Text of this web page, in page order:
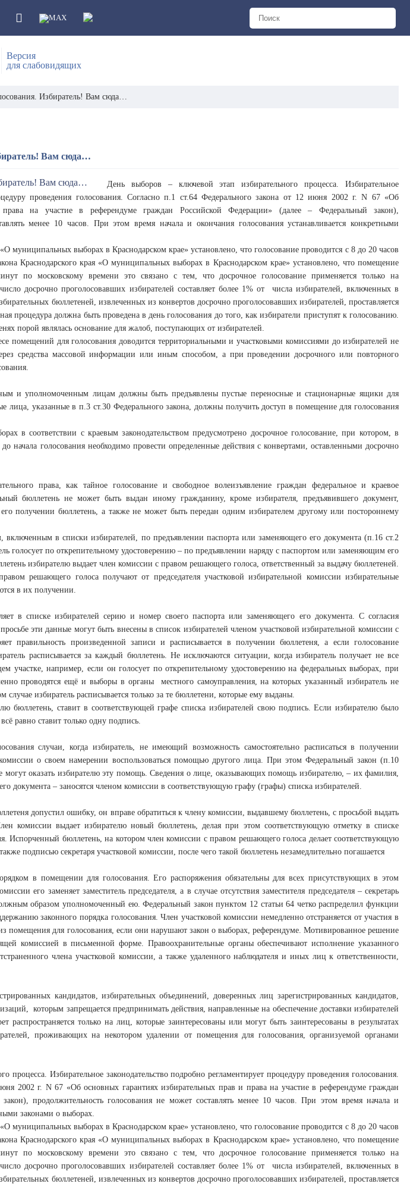
Версия
для слабовидящих
Избиратель! Вам сюда…
Вам сюда…
День выборов – ключевой этап избирательного процесса. Избирательное
проведения голосования. Согласно п.1 ст.64 Федерального закона от 12 июня 2002 г. N 67 «Об
на участие в референдуме граждан Российской Федерации» (далее – Федеральный закон),
менее 10 часов. При этом время начала и окончания голосования устанавливается конкретными
муниципальных выборах в Краснодарском крае» установлено, что голосование проводится с 8 до 20 часов
Краснодарского края «О муниципальных выборах в Краснодарском крае» установлено, что помещение
по московскому времени это связано с тем, что досрочное голосование применяется только на
досрочно проголосовавших избирателей составляет более 1% от числа избирателей, включенных в
бюллетеней, извлеченных из конвертов досрочно проголосовавших избирателей, проставляется
процедура должна быть проведена в день голосования до того, как избиратели приступят к голосованию.
порой являлась основание для жалоб, поступающих от избирателей.
помещений для голосования доводится территориальными и участковыми комиссиями до избирателей не
средства массовой информации или иным способом, а при проведении досрочного или повторного
и уполномоченным лицам должны быть предъявлены пустые переносные и стационарные ящики для
лица, указанные в п.3 ст.30 Федерального закона, должны получить доступ в помещение для голосования
в соответствии с краевым законодательством предусмотрено досрочное голосование, при котором, в
начала голосования необходимо провести определенные действия с конвертами, оставленными досрочно
права, как тайное голосование и свободное волеизъявление граждан федеральное и краевое
бюллетень не может быть выдан иному гражданину, кроме избирателя, предъявившего документ,
получении бюллетень, а также не может быть передан одним избирателем другому или постороннему
включенным в списки избирателей, по предъявлении паспорта или заменяющего его документа (п.16 ст.2
голосует по открепительному удостоверению – по предъявлении наряду с паспортом или заменяющим его
избирателю выдает член комиссии с правом решающего голоса, ответственный за выдачу бюллетеней.
решающего голоса получают от председателя участковой избирательной комиссии избирательные
в их получении.
в списке избирателей серию и номер своего паспорта или заменяющего его документа. С согласия
эти данные могут быть внесены в список избирателей членом участковой избирательной комиссии с
правильность произведенной записи и расписывается в получении бюллетеня, а если голосование
расписывается за каждый бюллетень. Не исключаются ситуации, когда избиратель получает не все
участке, например, если он голосует по открепительному удостоверению на федеральных выборах, при
проводятся ещё и выборы в органы местного самоуправления, на которых указанный избиратель не
избиратель расписывается только за те бюллетени, которые ему выданы.
бюллетень, ставит в соответствующей графе списка избирателей свою подпись. Если избирателю было
равно ставит только одну подпись.
случаи, когда избиратель, не имеющий возможность самостоятельно расписаться в получении
о своем намерении воспользоваться помощью другого лица. При этом Федеральный закон (п.10
могут оказать избирателю эту помощь. Сведения о лице, оказывающих помощь избирателю, – их фамилия,
документа – заносятся членом комиссии в соответствующую графу (графы) списка избирателей.
допустил ошибку, он вправе обратиться к члену комиссии, выдавшему бюллетень, с просьбой выдать
комиссии выдает избирателю новый бюллетень, делая при этом соответствующую отметку в списке
Испорченный бюллетень, на котором член комиссии с правом решающего голоса делает соответствующую
подписью секретаря участковой комиссии, после чего такой бюллетень незамедлительно погашается
в помещении для голосования. Его распоряжения обязательны для всех присутствующих в этом
его заменяет заместитель председателя, а в случае отсутствия заместителя председателя – секретарь
образом уполномоченный ею. Федеральный закон пунктом 12 статьи 64 четко распределил функции
законного порядка голосования. Член участковой комиссии немедленно отстраняется от участия в
помещения для голосования, если они нарушают закон о выборах, референдуме. Мотивированное решение
комиссией в письменной форме. Правоохранительные органы обеспечивают исполнение указанного
члена участковой комиссии, а также удаленного наблюдателя и иных лиц к ответственности,
кандидатов, избирательных объединений, доверенных лиц зарегистрированных кандидатов,
которым запрещается предпринимать действия, направленные на обеспечение доставки избирателей
только на лиц, которые заинтересованы или могут быть заинтересованы в результатах
проживающих на некотором удалении от помещения для голосования, организуемой органами
процесса. Избирательное законодательство подробно регламентирует процедуру проведения голосования.
2002 г. N 67 «Об основных гарантиях избирательных прав и права на участие в референдуме граждан
продолжительность голосования не может составлять менее 10 часов. При этом время начала и
законами о выборах.
муниципальных выборах в Краснодарском крае» установлено, что голосование проводится с 8 до 20 часов
Краснодарского края «О муниципальных выборах в Краснодарском крае» установлено, что помещение
по московскому времени это связано с тем, что досрочное голосование применяется только на
досрочно проголосовавших избирателей составляет более 1% от числа избирателей, включенных в
бюллетеней, извлеченных из конвертов досрочно проголосовавших избирателей, проставляется